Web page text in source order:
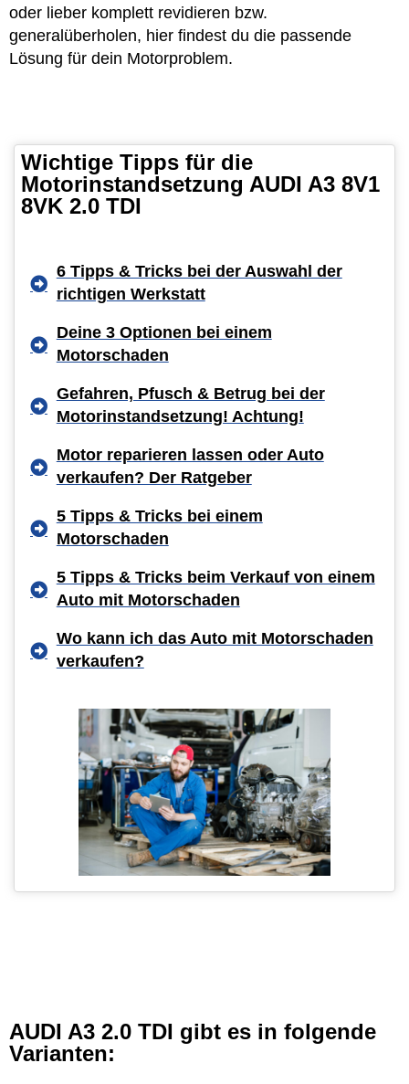
oder lieber komplett revidieren bzw.
generalüberholen, hier findest du die passende
Lösung für dein Motorproblem.
Wichtige Tipps für die
Motorinstandsetzung AUDI A3 8V1
8VK 2.0 TDI
6 Tipps & Tricks bei der Auswahl der
richtigen Werkstatt
Deine 3 Optionen bei einem
Motorschaden
Gefahren, Pfusch & Betrug bei der
Motorinstandsetzung! Achtung!
Motor reparieren lassen oder Auto
verkaufen? Der Ratgeber
5 Tipps & Tricks bei einem
Motorschaden
5 Tipps & Tricks beim Verkauf von einem
Auto mit Motorschaden
Wo kann ich das Auto mit Motorschaden
verkaufen?
AUDI A3 2.0 TDI gibt es in folgende
Varianten: